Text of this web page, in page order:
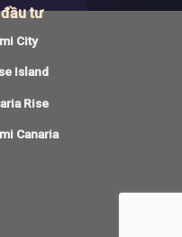
tư
City
Island
Rise
Canaria